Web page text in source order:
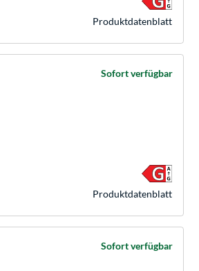
Produkt­datenblatt
Sofort verfügbar
Produkt­datenblatt
Sofort verfügbar